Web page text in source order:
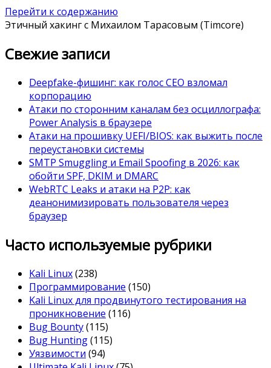
Перейти к содержанию
Этичный хакинг с Михаилом Тарасовым (Timcore)
Свежие записи
Deepfake-фишинг: как голос CEO взломал
корпорацию
Атаки по сторонним каналам без осциллографа:
Power Analysis в браузере
Атаки на прошивку UEFI/BIOS: как выжить после
переустановки системы
SMTP Smuggling и Email Spoofing в 2026: как
обойти SPF, DKIM и DMARC
WebRTC Leaks и атаки на P2P: как
деанонимизировать пользователя через
браузер
Часто используемые рубрики
Kali Linux(238)
Программирование (150)
Kali Linux для продвинутого тестирования на
проникновение (116)
Bug Bounty(115)
Bug Hunting(115)
Уязвимости (94)